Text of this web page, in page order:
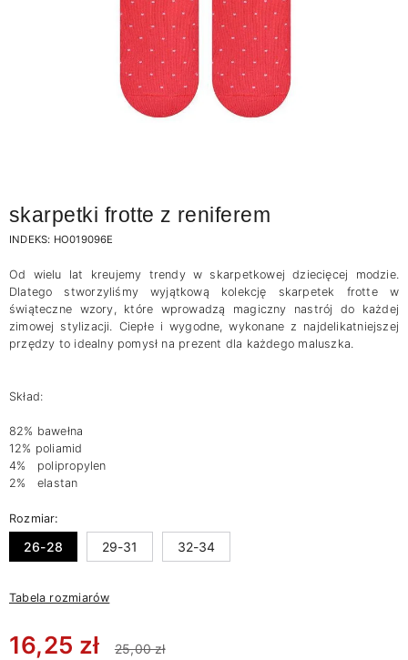
skarpetki frotte z reniferem
INDEKS: HO019096E
Od wielu lat kreujemy trendy w skarpetkowej dziecięcej modzie.
Dlatego stworzyliśmy wyjątkową kolekcję skarpetek frotte w
świąteczne wzory, które wprowadzą magiczny nastrój do każdej
zimowej stylizacji. Ciepłe i wygodne, wykonane z najdelikatniejszej
przędzy to idealny pomysł na prezent dla każdego maluszka.
Skład:
82% bawełna
12% poliamid
4% polipropylen
2% elastan
Rozmiar:
26-28 29-31 32-34
Tabela rozmiarów
16,25 zł 25,00 zł